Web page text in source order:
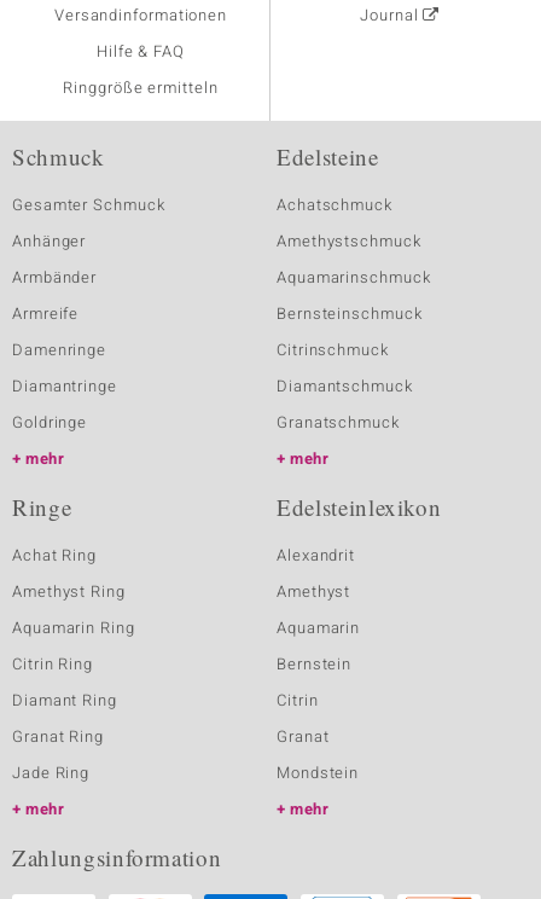
Versandinformationen
Hilfe & FAQ
Ringgröße ermitteln
Journal
Schmuck
Gesamter Schmuck
Anhänger
Armbänder
Armreife
Damenringe
Diamantringe
Goldringe
mehr
Edelsteine
Achatschmuck
Amethystschmuck
Aquamarinschmuck
Bernsteinschmuck
Citrinschmuck
Diamantschmuck
Granatschmuck
mehr
Ringe
Achat Ring
Amethyst Ring
Aquamarin Ring
Citrin Ring
Diamant Ring
Granat Ring
Jade Ring
mehr
Edelsteinlexikon
Alexandrit
Amethyst
Aquamarin
Bernstein
Citrin
Granat
Mondstein
mehr
Zahlungsinformation